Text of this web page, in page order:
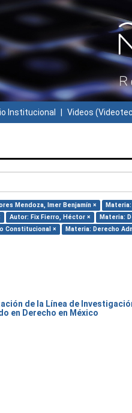
Institucional Videos
Mendoza, Imer Benjamín ×
Autor: Fix Fierro, Héctor × Materia:
Constitucional × Materia: Derecho
de la Línea de
en Derecho en México